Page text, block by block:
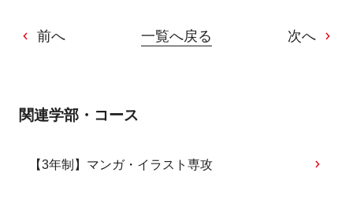
前へ 一覧へ戻る 次へ
関連学部・コース
【3年制】マンガ・イラスト専攻